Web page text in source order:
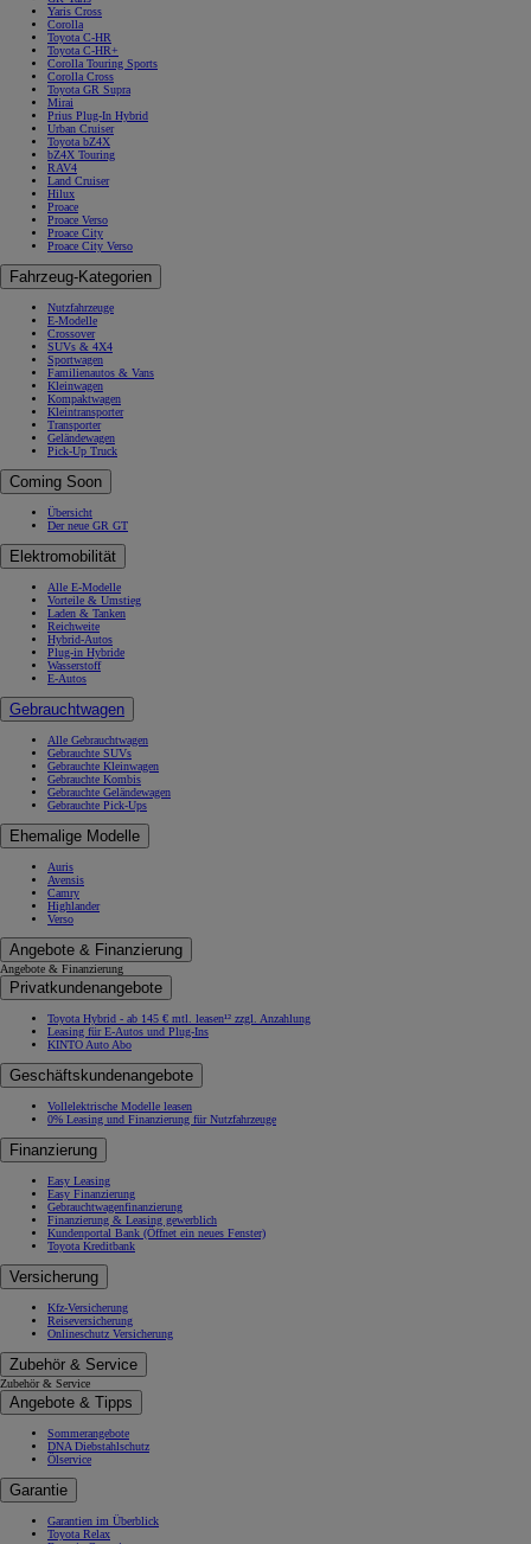
Yaris Cross
Corolla
Toyota C-HR
Toyota C-HR+
Corolla Touring Sports
Corolla Cross
Toyota GR Supra
Mirai
Prius Plug-In Hybrid
Urban Cruiser
Toyota bZ4X
bZ4X Touring
RAV4
Land Cruiser
Hilux
Proace
Proace Verso
Proace City
Proace City Verso
Fahrzeug-Kategorien
Nutzfahrzeuge
E-Modelle
Crossover
SUVs & 4X4
Sportwagen
Familienautos & Vans
Kleinwagen
Kompaktwagen
Kleintransporter
Transporter
Geländewagen
Pick-Up Truck
Coming Soon
Übersicht
Der neue GR GT
Elektromobilität
Alle E-Modelle
Vorteile & Umstieg
Laden & Tanken
Reichweite
Hybrid-Autos
Plug-in Hybride
Wasserstoff
E-Autos
Gebrauchtwagen
Alle Gebrauchtwagen
Gebrauchte SUVs
Gebrauchte Kleinwagen
Gebrauchte Kombis
Gebrauchte Geländewagen
Gebrauchte Pick-Ups
Ehemalige Modelle
Auris
Avensis
Camry
Highlander
Verso
Angebote & Finanzierung
Angebote & Finanzierung
Privatkundenangebote
Toyota Hybrid - ab 145 € mtl. leasen¹² zzgl. Anzahlung
Leasing für E-Autos und Plug-Ins
KINTO Auto Abo
Geschäftskundenangebote
Vollelektrische Modelle leasen
0% Leasing und Finanzierung für Nutzfahrzeuge
Finanzierung
Easy Leasing
Easy Finanzierung
Gebrauchtwagenfinanzierung
Finanzierung & Leasing gewerblich
Kundenportal Bank (Öffnet ein neues Fenster)
Toyota Kreditbank
Versicherung
Kfz-Versicherung
Reiseversicherung
Onlineschutz Versicherung
Zubehör & Service
Zubehör & Service
Angebote & Tipps
Sommerangebote
DNA Diebstahlschutz
Ölservice
Garantie
Garantien im Überblick
Toyota Relax